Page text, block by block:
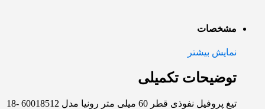
مشخصات
نمایش بیشتر
توضیحات تکمیلی
تیغ پروفیل نفوذی قطر 60 میلی متر رونیا مدل 60018512 -18